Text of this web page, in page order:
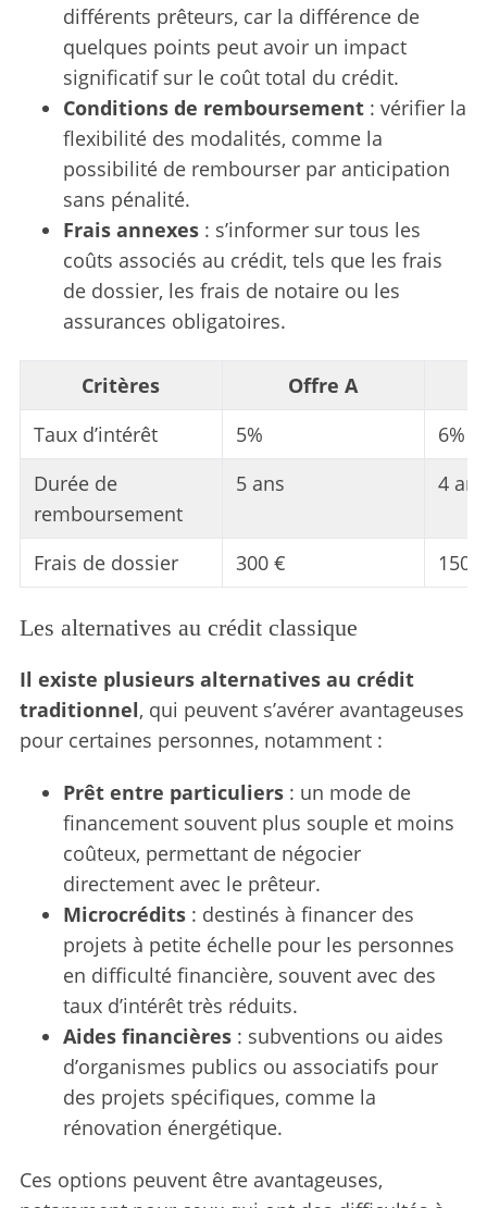
différents prêteurs, car la différence de
quelques points peut avoir un impact
significatif sur le coût total du crédit.
Conditions de remboursement: vérifier la
flexibilité des modalités, comme la
possibilité de rembourser par anticipation
sans pénalité.
Frais annexes: s’informer sur tous les
coûts associés au crédit, tels que les frais
de dossier, les frais de notaire ou les
assurances obligatoires.
Critères
Offre A
Taux d’intérêt
5%
6%
Durée de
remboursement
5 ans 4 ans
Frais de dossier 300 € 150 €
Les alternatives au crédit classique
Il existe plusieurs alternatives au crédit
traditionnel, qui peuvent s’avérer avantageuses
pour certaines personnes, notamment :
Prêt entre particuliers: un mode de
financement souvent plus souple et moins
coûteux, permettant de négocier
directement avec le prêteur.
Microcrédits: destinés à financer des
projets à petite échelle pour les personnes
en difficulté financière, souvent avec des
taux d’intérêt très réduits.
Aides financières: subventions ou aides
d’organismes publics ou associatifs pour
des projets spécifiques, comme la
rénovation énergétique.
Ces options peuvent être avantageuses,